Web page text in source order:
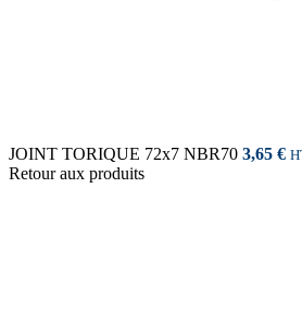
JOINT TORIQUE 72x7 NBR70 3,65 €
Retour aux produits